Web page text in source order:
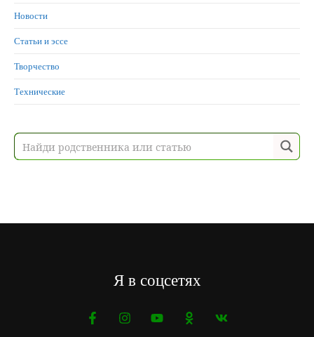
Новости
Статьи и эссе
Творчество
Технические
Я в соцсетях